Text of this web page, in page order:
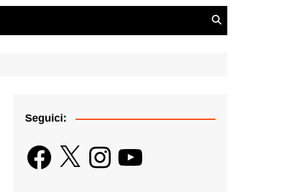
Seguici:
Facebook
X InstagramYouTube